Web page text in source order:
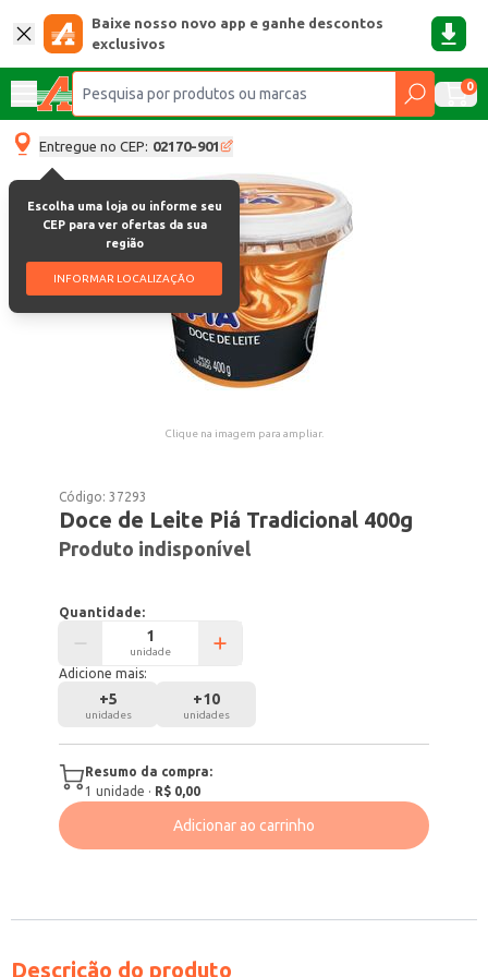
Baixe nosso novo app e ganhe descontos
exclusivos
0
Entregue no CEP: 02170-901
Escolha uma loja ou informe seu
CEP para ver ofertas da sua
região
INFORMAR LOCALIZAÇÃO
Clique na imagem para ampliar.
Código:37293
Doce de Leite Piá Tradicional 400g
Produto indisponível
Quantidade:
unidade
Adicione mais:
+5
unidades
+10
unidades
Resumo da compra:
1 unidade · R$ 0,00
Adicionar ao carrinho
Descrição do produto